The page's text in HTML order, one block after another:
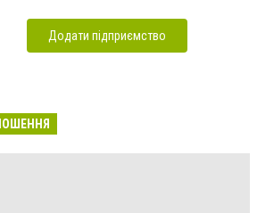
Додати підприємство